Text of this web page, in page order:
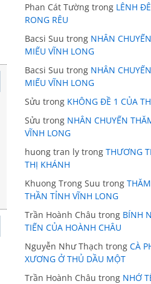
Phan Cát Tường trong LÊNH
RONG RÊU
Bacsi Suu trong NHÂN
MIẾU VĨNH LONG
Bacsi Suu trong NHÂN
MIẾU VĨNH LONG
Sửu trong KHÔNG ĐỀ 1 CỦA
Sửu trong NHÂN CHUYẾN
VĨNH LONG
huong tran ly trong THƯƠNG
THỊ KHÁNH
Khuong Trong Suu trong
THẦN TỈNH VĨNH LONG
Trần Hoành Châu trong BÍNH
TIẾN CỦA HOÀNH CHÂU
Nguyễn Như Thạch trong CÀ
XƯƠNG Ở THỦ DẦU MỘT
Trần Hoành Châu trong NHỚ